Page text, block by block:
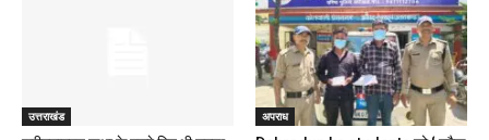
उत्तराखंड अपराध